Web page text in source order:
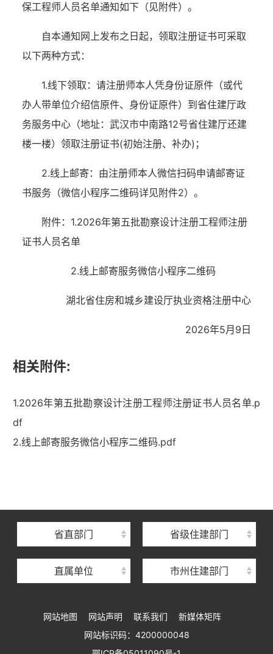
保工程师人员名单通知如下（见附件）。
自本通知网上发布之日起，领取注册证书可采取
以下两种方式：
1.线下领取：请注册师本人凭身份证原件（或代
办人带单位介绍信原件、身份证原件）到省住建厅政
务服务中心（地址：武汉市中南路12号省住建厅还建
楼一楼）领取注册证书(初始注册、补办)；
2.线上邮寄：由注册师本人微信扫码申请邮寄证
书服务（微信小程序二维码详见附件2）。
附件：1.2026年第五批勘察设计注册工程师注册
证书人员名单
2.线上邮寄服务微信小程序二维码
湖北省住房和城乡建设厅执业资格注册中心
2026年5月9日
相关附件:
1.2026年第五批勘察设计注册工程师注册证书人员名单.p
df
2.线上邮寄服务微信小程序二维码.pdf
省直部门 省级住建部门
直属单位
湖北省住房保障中心
湖北省建设工程质量安全监督总站
湖北省建设工程标准定额管理总站
湖北省住建厅执业资格注册中心
湖北省城乡建设发展中心
市州住建部门
网站地图 网站声明 联系我们
新媒体矩阵
网站标识码：4200000048